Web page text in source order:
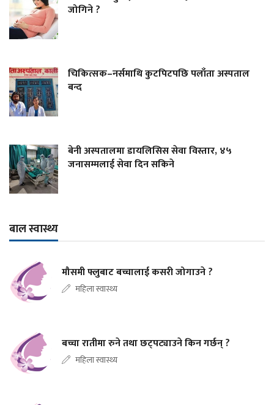
जोगिने ?
चिकित्सक–नर्समाथि कुटपिटपछि पलाँता अस्पताल
बन्द
बेनी अस्पतालमा डायलिसिस सेवा विस्तार, ४५
जनासम्मलाई सेवा दिन सकिने
बाल स्वास्थ्य
मौसमी फ्लुबाट बच्चालाई कसरी जोगाउने ?
महिला स्वास्थ्य
बच्चा रातीमा रुने तथा छट्पट्याउने किन गर्छन् ?
महिला स्वास्थ्य